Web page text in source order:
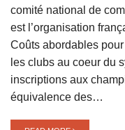
comité national de
est l’organisation
Coûts abordables
les clubs au coeur du
inscriptions aux
équivalence des…